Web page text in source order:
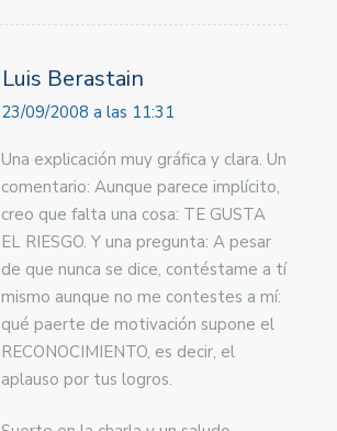
Luis Berastain
23/09/2008 a las 11:31
Una explicación muy gráfica y clara. Un
comentario: Aunque parece implícito,
creo que falta una cosa: TE GUSTA
EL RIESGO. Y una pregunta: A pesar
de que nunca se dice, contéstame a tí
mismo aunque no me contestes a mí:
qué paerte de motivación supone el
RECONOCIMIENTO, es decir, el
aplauso por tus logros.